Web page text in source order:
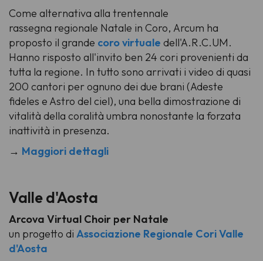
Come alternativa alla trentennale
rassegna regionale Natale in Coro, Arcum ha
proposto il grande coro virtuale dell'A.R.C.UM.
Hanno risposto all'invito ben 24 cori provenienti da
tutta la regione. In tutto sono arrivati i video di quasi
200 cantori per ognuno dei due brani (Adeste
fideles e Astro del ciel), una bella dimostrazione di
vitalità della coralità umbra nonostante la forzata
inattività in presenza.
→ Maggiori dettagli
Valle d'Aosta
Arcova Virtual Choir per Natale
un progetto di Associazione Regionale Cori Valle
d'Aosta